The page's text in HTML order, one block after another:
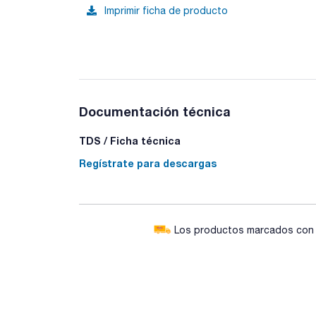
Imprimir ficha de producto
Documentación técnica
TDS / Ficha técnica
Regístrate para descargas
Los productos marcados